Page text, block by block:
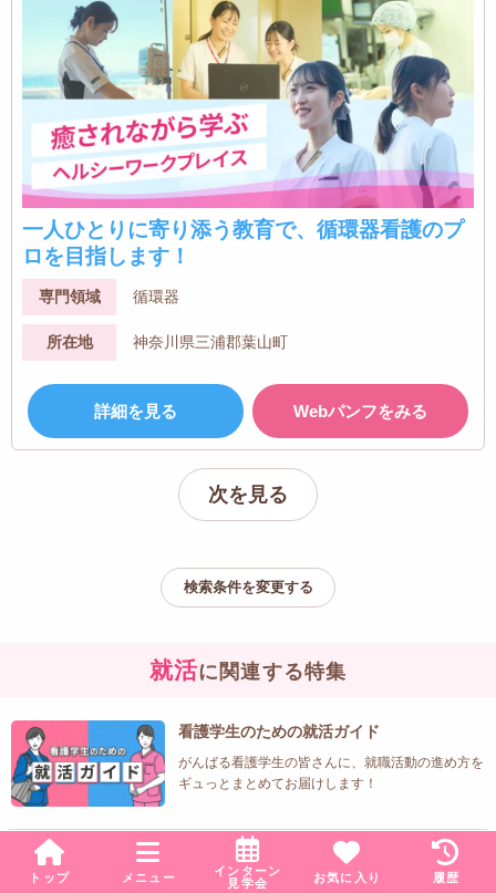
トップ メニュー
インターン
見学会
お気に入り 履歴
一人ひとりに寄り添う教育で、循環器看護のプ
ロを目指します！
専門領域 循環器
所在地 神奈川県三浦郡葉山町
詳細を見る Webパンフをみる
次を見る
検索条件を変更する
就活に関連する特集
看護学生のための就活ガイド
がんばる看護学生の皆さんに、就職活動の進め方を
ギュっとまとめてお届けします！
2027年卒 新卒採用中の病院特集！